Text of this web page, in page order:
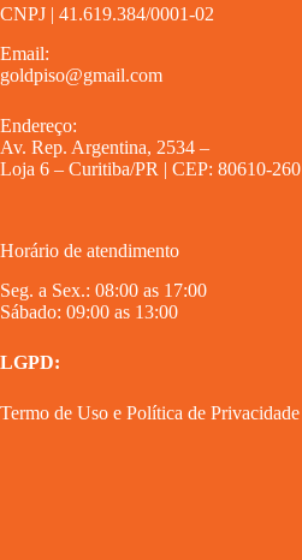
CNPJ | 41.619.384/0001-02
Email:
goldpiso@gmail.com
Endereço:
Av. Rep. Argentina, 2534 –
Loja 6 – Curitiba/PR | CEP: 80610-260
Horário de atendimento
Seg. a Sex.: 08:00 as 17:00
Sábado: 09:00 as 13:00
LGPD:
Termo de Uso e Política de Privacidade